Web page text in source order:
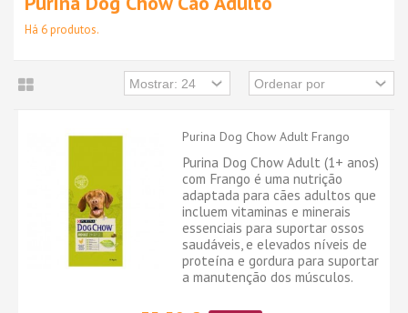
Há 6 produtos.
Purina Dog Chow Adult Frango
Purina Dog Chow Adult (1+ anos)
com Frango é uma nutrição
adaptada para cães adultos que
incluem vitaminas e minerais
essenciais para suportar ossos
saudáveis, e elevados níveis de
proteína e gordura para suportar
a manutenção dos músculos.